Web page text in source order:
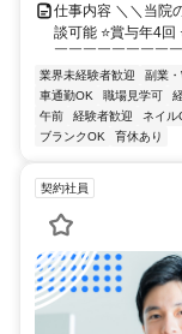
仕事内容 ＼＼当院
談可能 ⭐賞与年4
￣￣￣￣￣￣￣￣
業界未経験者歓迎 副業
車通勤OK
職場見学可
午前
経験者歓迎 ネイル
ブランクOK
育休あり
契約社員